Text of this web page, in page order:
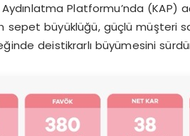
Platformu’nda (KAP)
sepet büyüklüğü, güçlü müşteri
deistikrarlı büyümesini